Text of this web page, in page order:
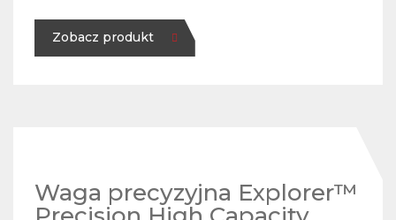
Zobacz produkt
Waga precyzyjna Explorer™